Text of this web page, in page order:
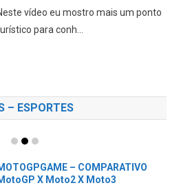
vídeo eu mostro mais um ponto
para conh...
– ESPORTES
– COMPARATIVO
X Moto2 X Moto3